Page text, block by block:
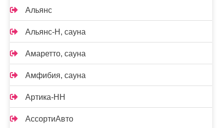
Альянс
Альянс-Н, сауна
Амаретто, сауна
Амфибия, сауна
Артика-НН
АссортиАвто